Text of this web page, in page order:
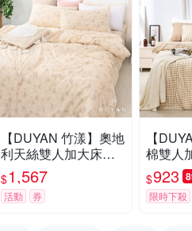
【DUYAN 竹漾】奧地
利天絲雙人加大床包
涼被四件組 / 心願繡花
台灣製
$1,567
活動 券
【
棉雙人
四件
灣製
$923
限時下殺